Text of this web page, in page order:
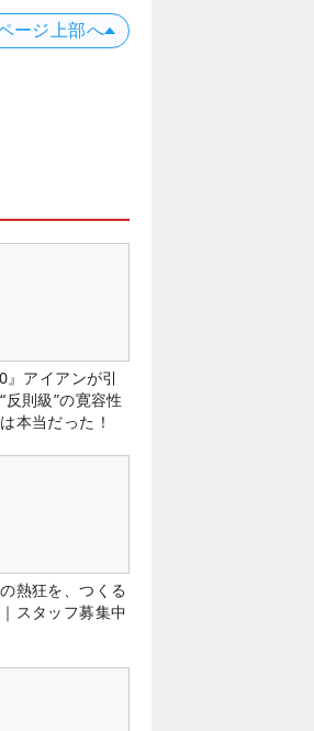
ージ上部へ
』アイアンが引
反則級”の寛容性
本当だった！
熱狂を、つくる
スタッフ募集中